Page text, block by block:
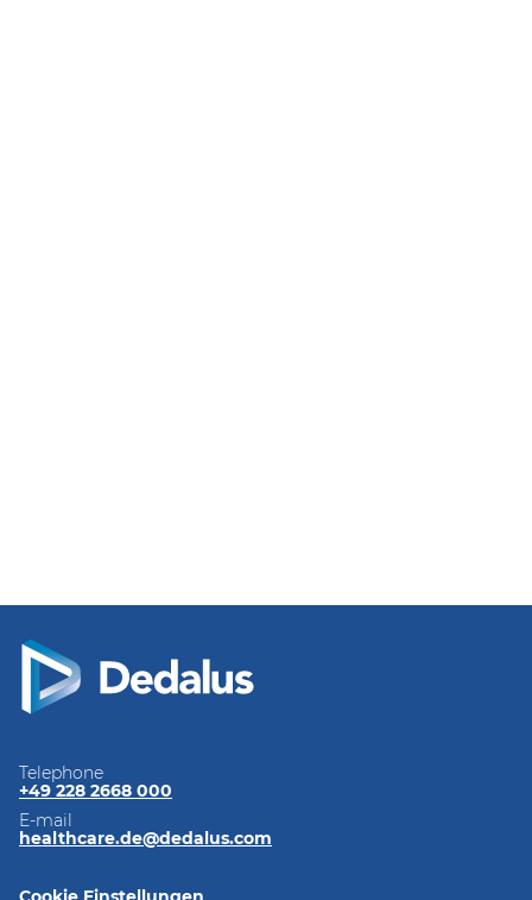
Telephone
+49 228 2668 000
E-mail
healthcare.de@dedalus.com